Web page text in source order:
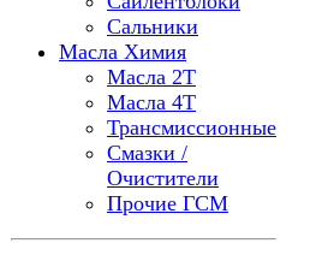
Сальники
Масла Химия
Масла 2Т
Масла 4Т
Трансмиссионные
Смазки /
Очистители
Прочие ГСМ